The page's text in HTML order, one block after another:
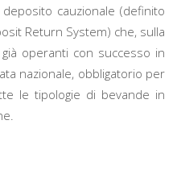
cauzionale (definito
Return System) che, sulla
operanti con successo in
nazionale, obbligatorio per
le tipologie di bevande in